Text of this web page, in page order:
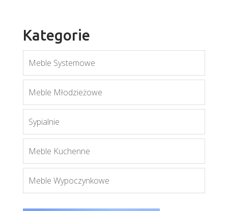
Kategorie
Meble Systemowe
Meble Młodzieżowe
Sypialnie
Meble Kuchenne
Meble Wypoczynkowe